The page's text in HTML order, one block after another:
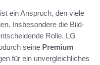
ist ein Anspruch, den viele
Insbesondere die Bild-
Rolle. LG
seine Premium
für ein unvergleichliches